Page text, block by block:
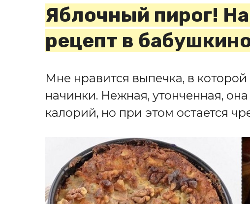
Яблочный пирог!
рецепт в
Мне нравится выпечка, в
начинки. Нежная, утонченная,
калорий, но при этом остается